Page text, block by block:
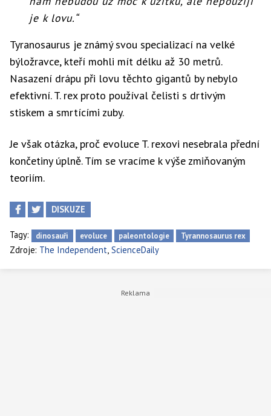
je k lovu.“
Tyranosaurus je známý svou specializací na velké
býložravce, kteří mohli mít délku až 30 metrů.
Nasazení drápu při lovu těchto gigantů by nebylo
efektivní. T. rex proto používal čelisti s drtivým
stiskem a smrtícími zuby.
Je však otázka, proč evoluce T. rexovi nesebrala přední
končetiny úplně. Tím se vracíme k výše zmiňovaným
teoriím.
DISKUZE
Tagy: dinosauři evoluce paleontologie Tyrannosaurus rex
Zdroje: The Independent ScienceDaily